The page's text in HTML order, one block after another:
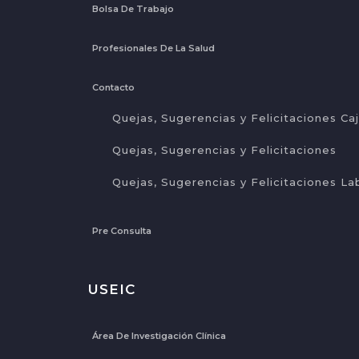
Bolsa De Trabajo
Profesionales De La Salud
Contacto
Quejas, Sugerencias y Felicitaciones
Quejas, Sugerencias y Felicitaciones
Quejas, Sugerencias y Felicitaciones
Pre Consulta
USEIC
Área De Investigación Clínica